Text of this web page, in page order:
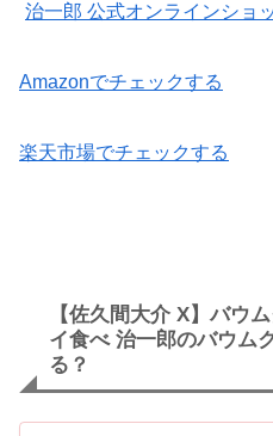
治一郎 公式オンラインショ
Amazonでチェックする
楽天市場でチェックする
【佐久間大介 X】バウ
イ食べ 治一郎のバウム
る？